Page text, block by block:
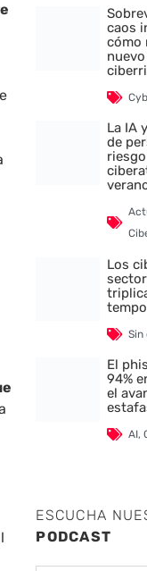
caos
cómo
La IA
de
Los
Sin
El
94%
el
AI,
ESCUCHA
PODCAST